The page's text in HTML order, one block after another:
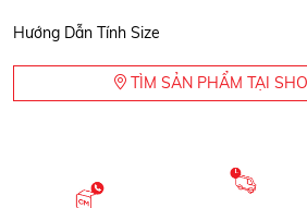
Hướng Dẫn Tính Size
TÌM SẢN PHẨM TẠI